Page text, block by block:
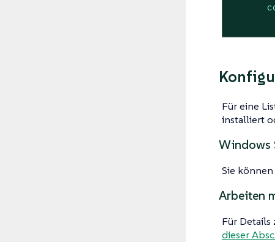
Für eine
installiert
Windows
Sie können
Arbeiten
Für Details
dieser